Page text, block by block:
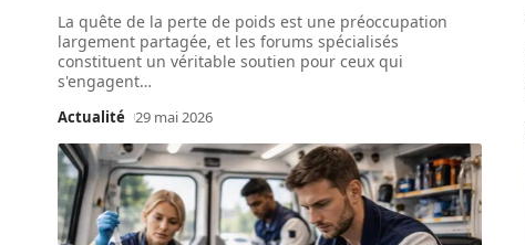
La quête de la perte de poids est une préoccupation
largement partagée, et les forums spécialisés
constituent un véritable soutien pour ceux qui
s'engagent…
Actualité 29 mai 2026